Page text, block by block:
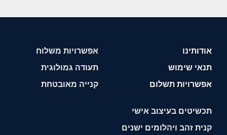
אודותינו
תנאי שימוש
אפשרויות תשלום
אפשרויות משלוח
תעודה גמולוגית
קנייה מאובטחת
תכשיטים בעיצוב אישי
קנית זהב ויהלומים ישנים